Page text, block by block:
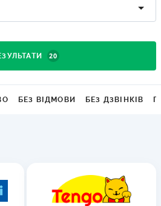
20
БЕЗ ВІДМОВИ БЕЗ ДЗВІНКІВ